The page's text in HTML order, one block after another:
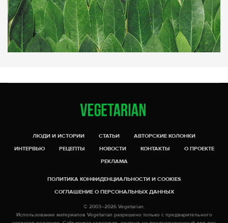
ЛЮДИ И ИСТОРИИ СТАТЬИ
АВТОРСКИЕ КОЛОНКИ
ИНТЕРВЬЮ
РЕЦЕПТЫ НОВОСТИ КОНТАКТЫ
О ПРОЕКТЕ
РЕКЛАМА
ПОЛИТИКА КОНФИДЕНЦИАЛЬНОСТИ И COOKIES
СОГЛАШЕНИЕ О ПЕРСОНАЛЬНЫХ ДАННЫХ
© 2003–2026 Vegetarian.
Использование материалов Vegetarian разрешено только с предварительного